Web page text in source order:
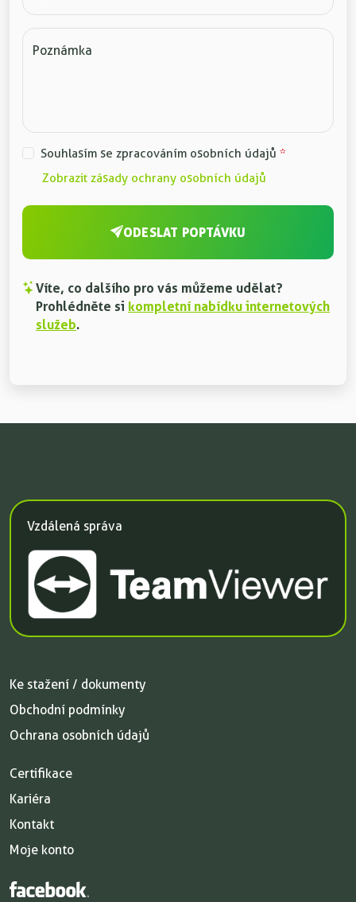
Poznámka
Souhlasím se zpracováním osobních údajů *
Zobrazit zásady ochrany osobních údajů
ODESLAT POPTÁVKU
Víte, co dalšího pro vás můžeme udělat?
Prohlédněte si kompletní nabídku internetových
služeb.
Vzdálená správa
Ke stažení / dokumenty
Obchodní podmínky
Ochrana osobních údajů
Certifikace
Kariéra
Kontakt
Moje konto